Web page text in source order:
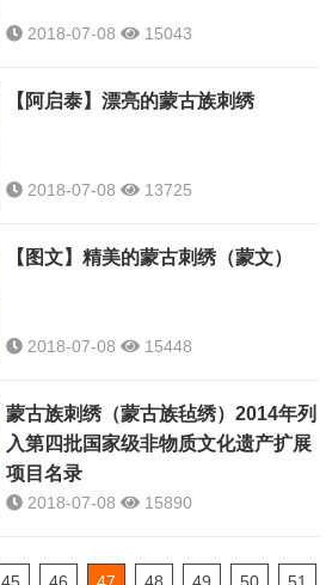
2018-07-08 15043
【阿启泰】漂亮的蒙古族刺绣
2018-07-08 13725
【图文】精美的蒙古刺绣（蒙文）
2018-07-08 15448
蒙古族刺绣（蒙古族毡绣）2014年列
入第四批国家级非物质文化遗产扩展
项目名录
2018-07-08 15890